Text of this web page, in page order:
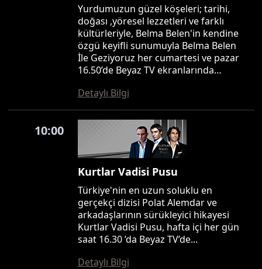
Yurdumuzun güzel köşeleri; tarihi,
doğası ,yöresel lezzetleri ve farklı
kültürleriyle, Belma Belen'in kendine
özgü keyifli sunumuyla Belma Belen
İle Geziyoruz her cumartesi ve pazar
16.50’de Beyaz TV ekranlarında…
Detaylı Bilgi
10:00
Kurtlar Vadisi Pusu
Türkiye'nin en uzun soluklu en
gerçekçi dizisi Polat Alemdar ve
arkadaşlarının sürükleyici hikayesi
Kurtlar Vadisi Pusu, hafta içi her gün
saat 16.30 ’da Beyaz TV’de...
Detaylı Bilgi